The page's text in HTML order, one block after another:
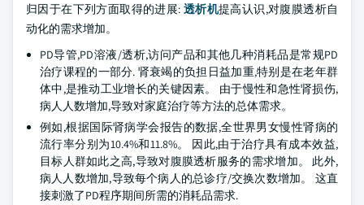
归因于在下列方面取得的进展: 透析机提高认识,对腹膜透析自
动化的需求增加。
PD导管,PD溶液/透析,访问产品和其他几种消耗品是常规PD
治疗课程的一部分. 肾衰竭的负担日益加重,特别是在老年群
体中,是推动工业增长的关键因素。 由于慢性和急性肾损伤,
病人人数增加,导致对家庭治疗等方法的总体需求。
例如,根据国际肾病学会报告的数据,全世界男女慢性肾病的
流行率分别为10.4%和11.8%。 因此,由于治疗具有成本效益,
目标人群如此之高,导致对腹膜透析服务的需求增加。 此外,
病人人数增加,导致每个病人的总诊疗/交换次数增加。 这直
接刺激了PD程序期间所需的消耗品需求.